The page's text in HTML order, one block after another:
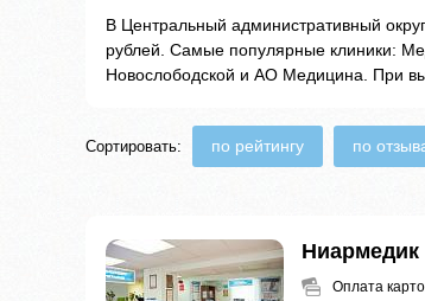
В Центральный административный
рублей. Самые популярные клиники:
Новослободской и АО Медицина. При
Сортировать: по рейтингу по
Ниармедик
Оплата